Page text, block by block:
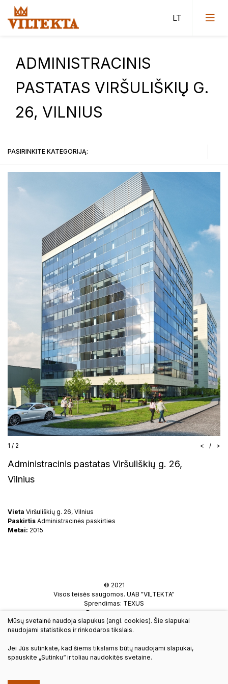
Miestų statybos projektavimo institutas (Vilniaus II
Projektiniai pasiūlymai
ADMINISTRACINIS
PASTATAS VIRŠULIŠKIŲ G.
26, VILNIUS
PASIRINKITE KATEGORIJĄ:
Visuomeninės paskirties pastatai
Administracinės paskirties pastatai
Sporto paskirties pastatai
Gyvenamieji pastatai
Miestų statybos projektavimo institutas (Vilniaus II skyriaus projektai)
Projektiniai pasiūlymai
Administracinis pastatas Viršuliškių g. 26,
Vilnius
Vieta Viršuliškių g. 26, Vilnius
Paskirtis Administracinės paskirties
Metai: 2015
1 / 2 < / >
© 2021
Visos teisės saugomos. UAB "VILTEKTA"
Sprendimas: TEXUS
Duomenų apsauga
Tel.:(8 5) 261 97 58
viltekta@viltekta.lt
Mūsų svetainė naudoja slapukus (angl. cookies). Šie slapukai
naudojami statistikos ir rinkodaros tikslais.
Jei Jūs sutinkate, kad šiems tikslams būtų naudojami slapukai,
spauskite „Sutinku“ ir toliau naudokitės svetaine.